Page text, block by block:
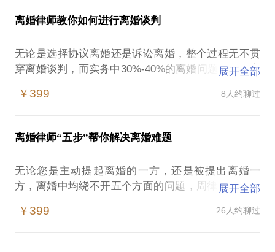
不具有任何法律效力。如您需要聘请律师，在行建议
或其他形式的聘用合同。本话题内容及行家观点不代
但，你需要了解：
如何起草一份完整的离婚协议？
关于抚养条款如何设计才能保障孩子利益最大化？
财产分割条款如何设计？
如何避免离婚后再次引发诉讼？
师律师事务所高级合伙人和部门主任律师，承办了
协议，在离婚中涉及的离婚协议起草、离婚谈判、子
女抚养、财产分割、债权债务、损害赔偿等问题均有
丰富的实践经验，能够有针对性的解决您遇到的现实
难题。
离婚律师教你如何进行离婚谈判
无论是选择协议离婚还是诉讼离婚，整个过程无不贯
穿离婚谈判，而实务中30%-40%的离婚问题均通过离
在面临离婚问题时进行谈判，周律师手把手帮您通过
您需要了解：
离婚谈判准备
离婚谈判时机
离婚谈判话术
展开全部
￥399 8人约聊过
离婚律师“五步”帮你解决离婚难题
无论您是主动提起离婚的一方，还是被提出离婚一
方，离婚中均绕不开五个方面的问题，周律师一站式
债务/损害赔偿。
展开全部
￥399 26人约聊过